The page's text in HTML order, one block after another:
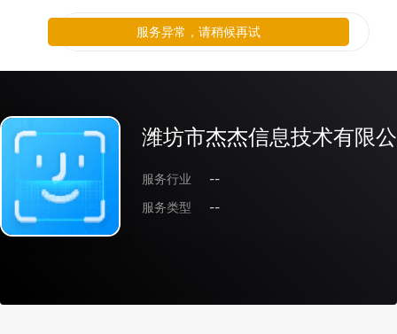
潍坊市杰杰信息技术有限
服务行业
--
服务类型
--
服务异常，请稍候再试